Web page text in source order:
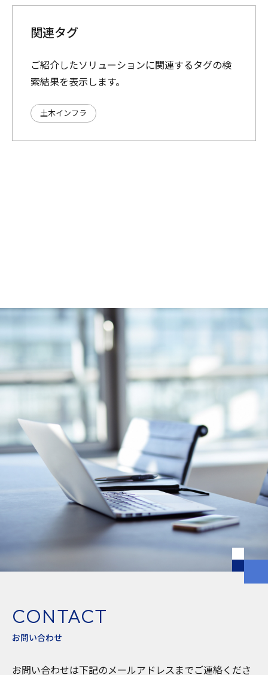
関連タグ
ご紹介したソリューションに関連するタグの検
索結果を表示します。
土木インフラ
CONTACT
お問い合わせ
お問い合わせは下記のメールアドレスまでご連絡くださ